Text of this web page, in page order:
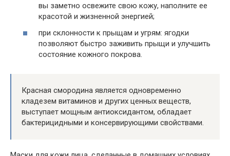
вы заметно освежите свою кожу, наполните ее
красотой и жизненной энергией;
при склонности к прыщам и угрям: ягодки
позволяют быстро заживить прыщи и улучшить
состояние кожного покрова.
Красная смородина является одновременно
кладезем витаминов и других ценных веществ,
выступает мощным антиоксидантом, обладает
бактерицидными и консервирующими свойствами.